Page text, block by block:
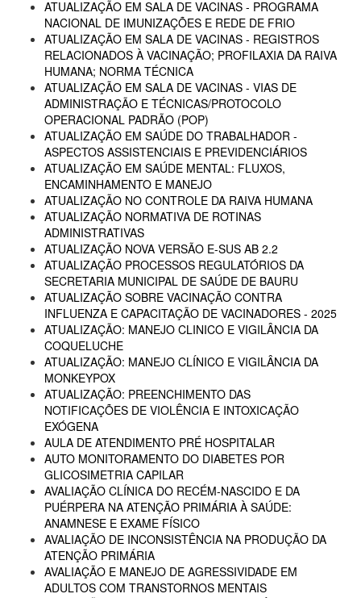
ATUALIZAÇÃO EM SALA DE VACINAS - PROGRAMA
NACIONAL DE IMUNIZAÇÕES E REDE DE FRIO
ATUALIZAÇÃO EM SALA DE VACINAS - REGISTROS
RELACIONADOS À VACINAÇÃO; PROFILAXIA DA RAIVA
HUMANA; NORMA TÉCNICA
ATUALIZAÇÃO EM SALA DE VACINAS - VIAS DE
ADMINISTRAÇÃO E TÉCNICAS/PROTOCOLO
OPERACIONAL PADRÃO (POP)
ATUALIZAÇÃO EM SAÚDE DO TRABALHADOR -
ASPECTOS ASSISTENCIAIS E PREVIDENCIÁRIOS
ATUALIZAÇÃO EM SAÚDE MENTAL: FLUXOS,
ENCAMINHAMENTO E MANEJO
ATUALIZAÇÃO NO CONTROLE DA RAIVA HUMANA
ATUALIZAÇÃO NORMATIVA DE ROTINAS
ADMINISTRATIVAS
ATUALIZAÇÃO NOVA VERSÃO E-SUS AB 2.2
ATUALIZAÇÃO PROCESSOS REGULATÓRIOS DA
SECRETARIA MUNICIPAL DE SAÚDE DE BAURU
ATUALIZAÇÃO SOBRE VACINAÇÃO CONTRA
INFLUENZA E CAPACITAÇÃO DE VACINADORES - 2025
ATUALIZAÇÃO: MANEJO CLINICO E VIGILÂNCIA DA
COQUELUCHE
ATUALIZAÇÃO: MANEJO CLÍNICO E VIGILÂNCIA DA
MONKEYPOX
ATUALIZAÇÃO: PREENCHIMENTO DAS
NOTIFICAÇÕES DE VIOLÊNCIA E INTOXICAÇÃO
EXÓGENA
AULA DE ATENDIMENTO PRÉ HOSPITALAR
AUTO MONITORAMENTO DO DIABETES POR
GLICOSIMETRIA CAPILAR
AVALIAÇÃO CLÍNICA DO RECÉM-NASCIDO E DA
PUÉRPERA NA ATENÇÃO PRIMÁRIA À SAÚDE:
ANAMNESE E EXAME FÍSICO
AVALIAÇÃO DE INCONSISTÊNCIA NA PRODUÇÃO DA
ATENÇÃO PRIMÁRIA
AVALIAÇÃO E MANEJO DE AGRESSIVIDADE EM
ADULTOS COM TRANSTORNOS MENTAIS